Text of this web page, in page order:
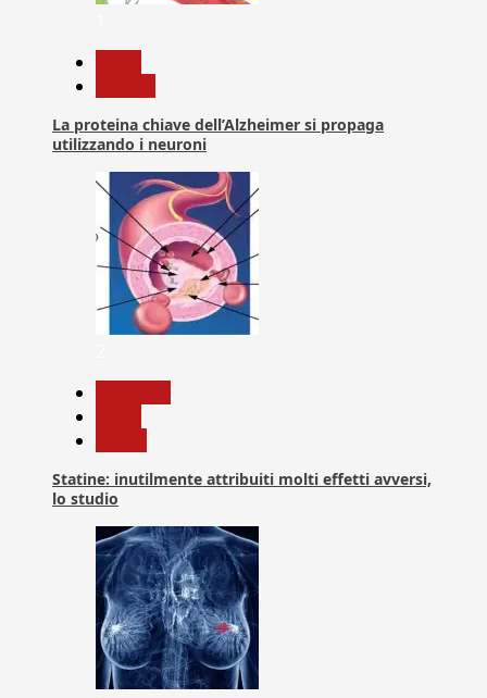
La proteina chiave dell’Alzheimer si propaga
utilizzando i neuroni
Statine: inutilmente attribuiti molti effetti avversi,
lo studio